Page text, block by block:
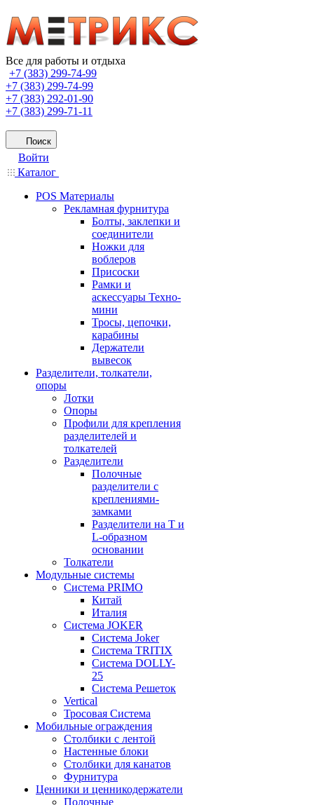
Все для работы и отдыха
+7 (383) 299-74-99
+7 (383) 299-74-99
+7 (383) 292-01-90
+7 (383) 299-71-11
Поиск
Войти
Каталог
POS Материалы
Рекламная фурнитура
Болты, заклепки и
соединители
Ножки для
воблеров
Присоски
Рамки и
аскессуары Техно-
мини
Тросы, цепочки,
карабины
Держатели
вывесок
Разделители, толкатели,
опоры
Лотки
Опоры
Профили для крепления
разделителей и
толкателей
Разделители
Полочные
разделители с
креплениями-
замками
Разделители на Т и
L-образном
основании
Толкатели
Модульные системы
Система PRIMO
Китай
Италия
Система JOKER
Система Joker
Система TRITIX
Система DOLLY-
25
Система Решеток
Vertical
Тросовая Система
Мобильные ограждения
Столбики с лентой
Настенные блоки
Столбики для канатов
Фурнитура
Ценники и ценникодержатели
Полочные